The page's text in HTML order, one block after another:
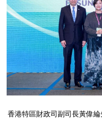
香港特區財政司副司長黃偉